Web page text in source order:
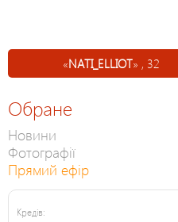
«NATI_ELLIOT» , 32
Обране
Новини
Фотографії
Прямий ефір
Кредів: